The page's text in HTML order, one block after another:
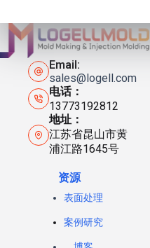
Email:
sales@logell.com
电话：
13773192812
地址：
江苏省昆山市黄
浦江路1645号
资源
表面处理
案例研究